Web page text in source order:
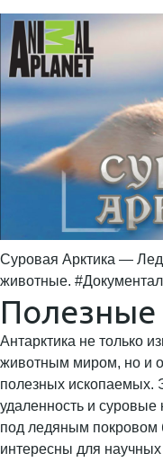
Суровая Арктика —
животные.
Антарктика не только
животным миром, но и
полезных ископаемых.
удаленность и суровые
под ледяным покровом
интересны для